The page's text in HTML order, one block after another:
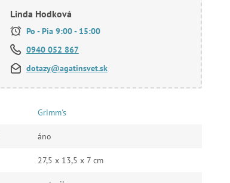
Linda Hodková
Po - Pia 9:00 - 15:00
0940 052 867
dotazy@agatinsvet.sk
Grimm's
áno
27,5 x 13,5 x 7 cm